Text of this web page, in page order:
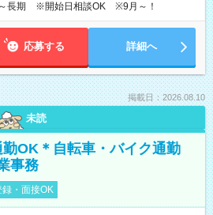
長期 ※開始日相談OK ※9月～！
応募する 詳細へ
掲載日：2026.08.10
未読
OK＊自転車・バイク通勤
事務
録・面接OK